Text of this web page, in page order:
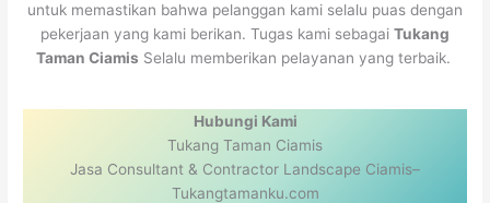
untuk memastikan bahwa pelanggan kami selalu puas dengan
pekerjaan yang kami berikan. Tugas kami sebagai Tukang
Taman Ciamis Selalu memberikan pelayanan yang terbaik.
Hubungi Kami
Tukang Taman Ciamis
Jasa Consultant & Contractor Landscape Ciamis–
Tukangtamanku.com